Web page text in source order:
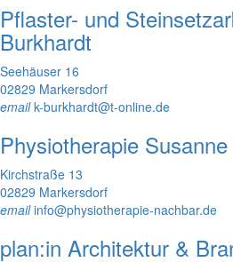
Pflaster- und
Burkhardt
Seehäuser 16
02829 Markersdorf
emailk-burkhardt@t-online.de
Physiotherapie
Kirchstraße 13
02829 Markersdorf
emailinfo@physiotherapie-nachbar.de
plan:in Architektur &